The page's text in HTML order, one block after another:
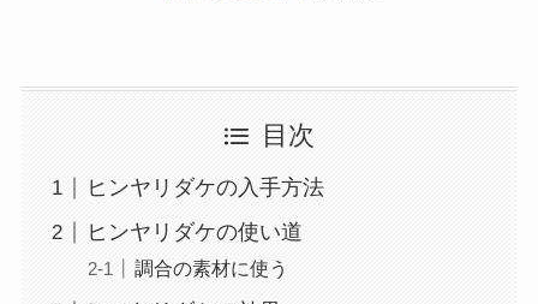
目次
ヒンヤリダケの入手方法
ヒンヤリダケの使い道
調合の素材に使う